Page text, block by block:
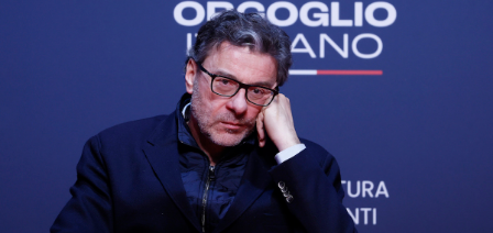
NEWSLETTER
I MIEI PREFERITI